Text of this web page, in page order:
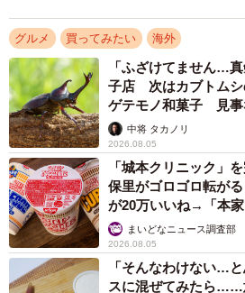
ゲテモノ和菓子 見事
らいリアル」
中将 タカノリ
「城本クリニック」
保里がゴロゴロ転が
が20万いいね→「本
いいねまいどなニュース調査部
2026.08.05
「そんなわけない…
スに混ぜてみたら……
で気づいた斬新な「
中将 タカノリ
2026.08.05